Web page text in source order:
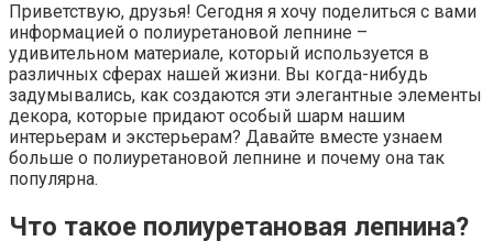
Приветствую, друзья! Сегодня я хочу поделиться с вами
информацией о полиуретановой лепнине –
удивительном материале, который используется в
различных сферах нашей жизни. Вы когда-нибудь
задумывались, как создаются эти элегантные элементы
декора, которые придают особый шарм нашим
интерьерам и экстерьерам? Давайте вместе узнаем
больше о полиуретановой лепнине и почему она так
популярна.
Что такое полиуретановая лепнина?